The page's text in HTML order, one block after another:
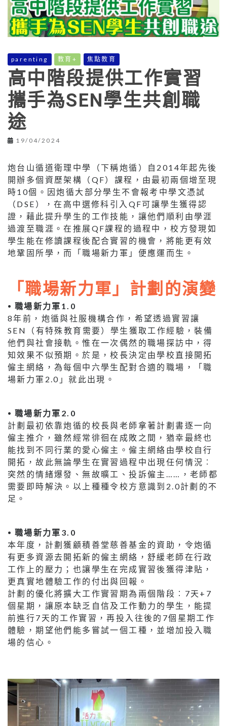
parenting 教育+ 焦點教育
高中階段提供工作實習
攜手為SEN學生共創職
途
19/04/2024
炮台山循道衛理中學（下稱炮循）自2014年起先後
開辦多個資歷架構（QF）課程，由最初兩個增至現
時10個。因炮循大部分學生不會報考中學文憑試
（DSE），在高中選修科引入QF可讓學生獲得認
證，藉此提升學生的工作技能，讓他們順利由學涯
過渡至職涯。在推展QF課程的過程中，校方發現如
學生能在修讀課程後配合實習的機會，將能更有效
地鞏固所學，而「職場新力軍」便應運而生。
「職場新力軍」計劃的演變
⦁ 職場新力軍1.0
8年前，炮循與社服機構合作，希望透過實習讓
SEN（有特殊教育需要）學生獲取工作經驗，裝備
他們與社會接軌。惟在一次偶然的職場探訪中，得
知效果不似預期。於是，校長決定由學校直接開拓
僱主網絡，為每個中六學生配對合適的職場，「職
場新力軍2.0」就此出現。
⦁ 職場新力軍2.0
計劃最初依靠炮循的校長與老師拿著計劃書逐一向
僱主推介，雖然經常徘徊在成敗之間，猶幸最終也
能找到不同行業的愛心僱主。僱主網絡由學校自行
開拓，故此無論學生在實習過程中出現任何情況︰
突然的情緒爆發、無故曠工、投訴僱主……，老師都
需要即時解決。以上種種令校方意識到2.0計劃的不
足。
⦁ 職場新力軍3.0
本年度，計劃獲顧積善堂慈善基金的資助，令炮循
有更多資源去開拓新的僱主網絡，舒緩老師在行政
工作上的壓力；也讓學生在完成實習後獲得津貼，
更真實地體驗工作的付出與回報。
計劃的優化將擴大工作實習期為兩個階段︰7天+7
個星期，讓原本缺乏自信及工作動力的學生，能提
前進行7天的工作實習，再投入往後的7個星期工作
體驗，期望他們能多嘗試一個工種，並增加投入職
場的信心。